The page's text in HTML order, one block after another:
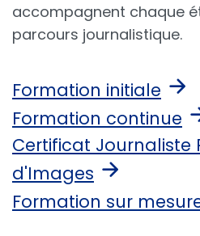
accompagnent chaque
parcours journalistique.
Formation initiale
Formation continue
Certificat Journaliste
d'Images
Formation sur